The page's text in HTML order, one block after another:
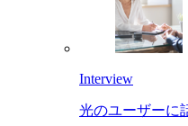
Interview
光のユーザーに